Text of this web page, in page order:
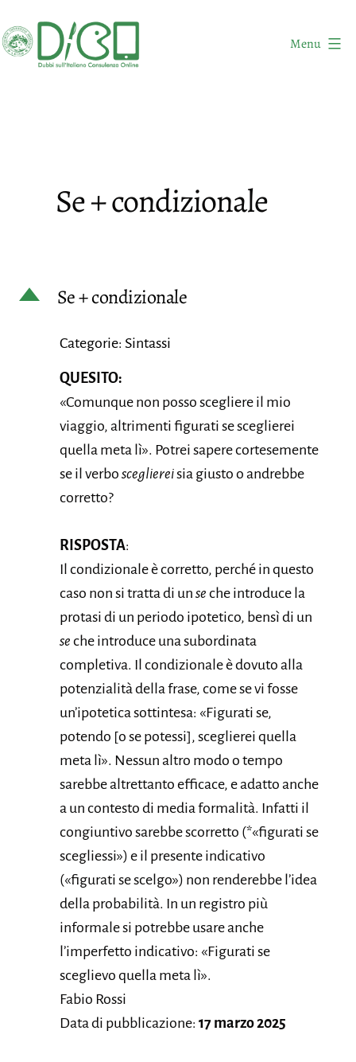
al
contenuto
Menu
Se + condizionale
D Se + condizionale
Categorie: Sintassi
QUESITO:
«Comunque non posso scegliere il mio
viaggio, altrimenti figurati se sceglierei
quella meta lì». Potrei sapere cortesemente
se il verbo scegliereisia giusto o andrebbe
corretto?
RISPOSTA:
Il condizionale è corretto, perché in questo
caso non si tratta di un se che introduce la
protasi di un periodo ipotetico, bensì di un
se che introduce una subordinata
completiva. Il condizionale è dovuto alla
potenzialità della frase, come se vi fosse
un’ipotetica sottintesa: «Figurati se,
potendo [o se potessi], sceglierei quella
meta lì». Nessun altro modo o tempo
sarebbe altrettanto efficace, e adatto anche
a un contesto di media formalità. Infatti il
congiuntivo sarebbe scorretto (*«figurati se
scegliessi») e il presente indicativo
(«figurati se scelgo») non renderebbe l’idea
della probabilità. In un registro più
informale si potrebbe usare anche
l’imperfetto indicativo: «Figurati se
sceglievo quella meta lì».
Fabio Rossi
Data di pubblicazione: 17 marzo 2025